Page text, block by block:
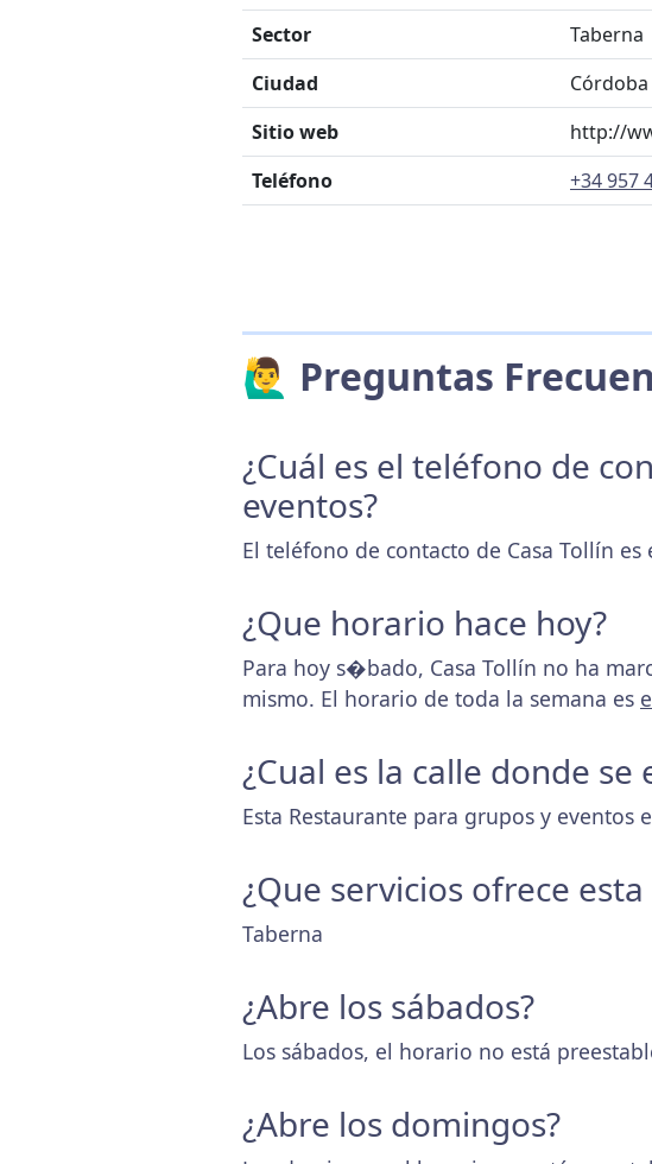
Sector
Taberna
Ciudad
Córdoba
Sitio web
http://
Teléfono
+34 957
🙋‍♂️ Preguntas
¿Cuál es el teléfono de
eventos?
El teléfono de contacto de Casa Tollín es
¿Que horario hace hoy?
Para hoy s�bado, Casa Tollín no ha
mismo. El horario de toda la semana es
¿Cual es la calle donde se
Esta Restaurante para grupos y eventos
¿Que servicios ofrece
Taberna
¿Abre los sábados?
Los sábados, el horario no está
¿Abre los domingos?